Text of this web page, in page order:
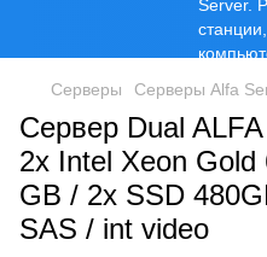
Серверы Серверы Alfa
Сервер Dual
2х Intel Xeon
GB / 2x SSD
SAS / int video